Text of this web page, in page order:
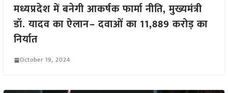
मध्यप्रदेश में बनेगी आकर्षक फार्मा नीति, मुख्यमंत्री
डॉ. यादव का ऐलान– दवाओं का 11,889 करोड़ का
निर्यात
October 19, 2024